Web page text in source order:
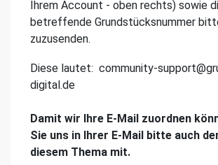
Ihrem Account - oben rechts) sowie
betreffende Grundstücksnummer
zuzusenden.
Diese lautet: community-
digital.de
Damit wir Ihre E-Mail zuordnen
Sie uns in Ihrer E-Mail bitte auch
diesem Thema mit.